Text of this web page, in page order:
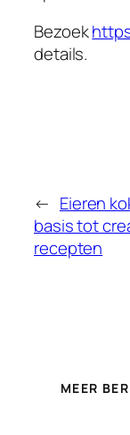
Bezoek
details.
← Eieren
basis tot
recepten
MEER